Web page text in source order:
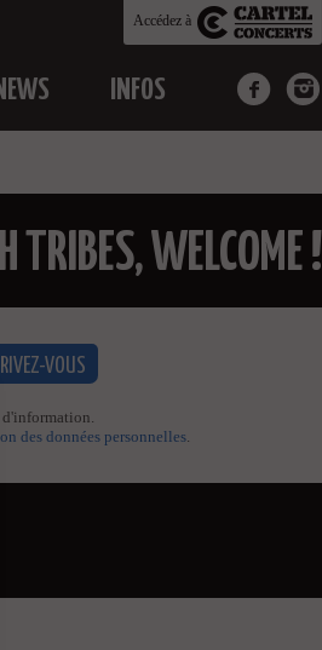
Accédez à
INFOS
TRIBES, WELCOME !
d'information.
des données personnelles.